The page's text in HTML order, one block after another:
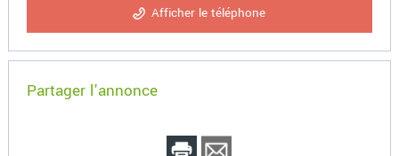
Afficher le téléphone
Partager l'annonce